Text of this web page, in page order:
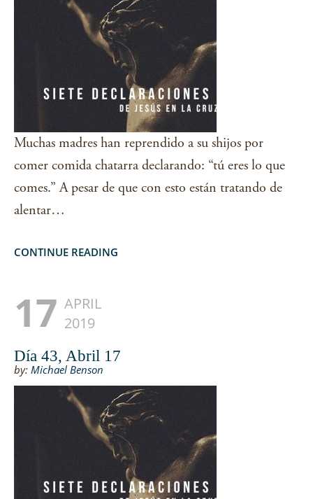
Muchas madres han reprendido a su shijos por
comer comida chatarra declarando: “tú eres lo que
comes.” A pesar de que con esto están tratando de
alentar…
CONTINUE READING
17 APRIL
2019
Día 43, Abril 17
by: Michael Benson